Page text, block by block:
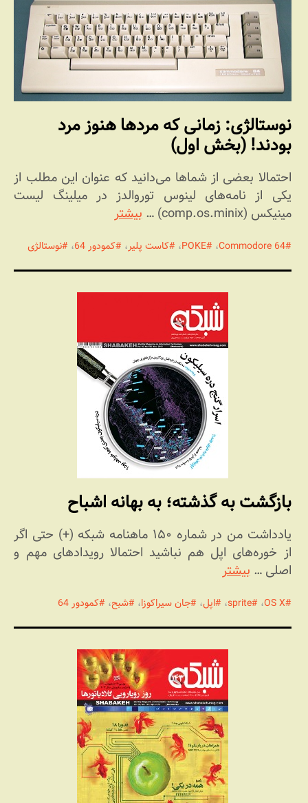
نوستالژی: زمانی که مردها هنوز مرد
بودند! (بخش اول)
احتمالا بعضی از شماها می‌دانید که عنوان این مطلب از
یکی از نامه‌های لینوس توروالدز در میلینگ لیست
مینیکس (comp.os.minix) …
بیشتر
Commodore 64، POKE، کاست پلیر، کمودور 64 ، نوستالژی
بازگشت به گذشته؛ به بهانه اشباح
یادداشت من در شماره ۱۵۰ ماهنامه شبکه (+) حتی اگر
از خوره‌های اپل هم نباشید احتمالا رویدادهای مهم و
اصلی …بیشتر
OS X، sprite، اپل، جان سیراکوزا، شبح، کمودور 64